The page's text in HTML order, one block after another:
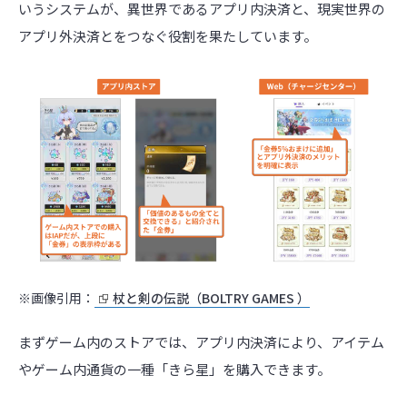
いうシステムが、異世界であるアプリ内決済と、現実世界の
アプリ外決済とをつなぐ役割を果たしています。
※画像引用： 杖と剣の伝説（BOLTRY GAMES ）
まずゲーム内のストアでは、アプリ内決済により、アイテム
やゲーム内通貨の一種「きら星」を購入できます。